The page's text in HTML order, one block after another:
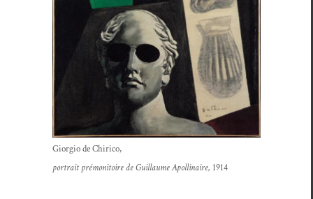
Gior­gio de Chirico,
por­trait pré­moni­toire de Guil­laume Apol­li­naire, 1914